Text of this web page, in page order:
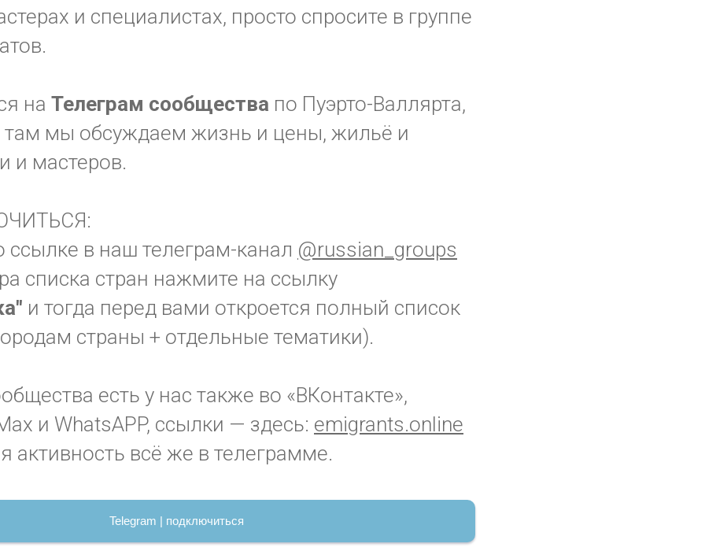
и специалистах, просто спросите в группе
на Телеграм сообщества по Пуэрто-Валлярта,
мы обсуждаем жизнь и цены, жильё и
и мастеров.
ссылке в наш телеграм-канал @russian_groups
списка стран нажмите на ссылку
и тогда перед вами откроется полный список
страны + отдельные тематики).
есть у нас также во «ВКонтакте»,
и WhatsAPP, ссылки — здесь: emigrants.online
активность всё же в телеграмме.
Telegram | подключиться